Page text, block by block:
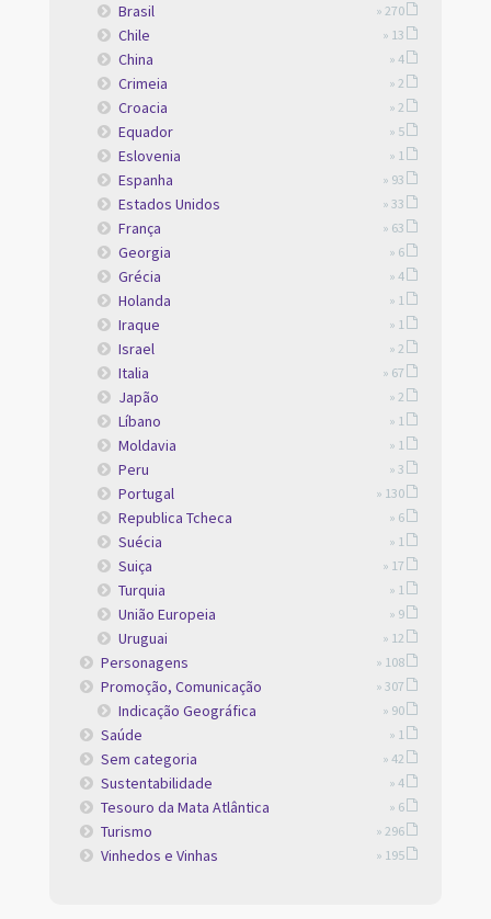
Brasil » 270
Chile » 13
China » 4
Crimeia » 2
Croacia » 2
Equador » 5
Eslovenia » 1
Espanha » 93
Estados Unidos » 33
França » 63
Georgia » 6
Grécia » 4
Holanda » 1
Iraque » 1
Israel » 2
Italia » 67
Japão » 2
Líbano » 1
Moldavia » 1
Peru » 3
Portugal » 130
Republica Tcheca » 6
Suécia » 1
Suiça » 17
Turquia » 1
União Europeia » 9
Uruguai » 12
Personagens » 108
Promoção, Comunicação » 307
Indicação Geográfica » 90
Saúde » 1
Sem categoria » 42
Sustentabilidade » 4
Tesouro da Mata Atlântica » 6
Turismo » 296
Vinhedos e Vinhas » 195